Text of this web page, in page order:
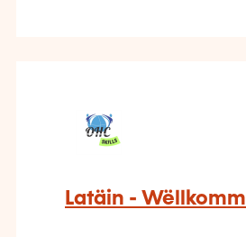
Latäin - Wëllkomm